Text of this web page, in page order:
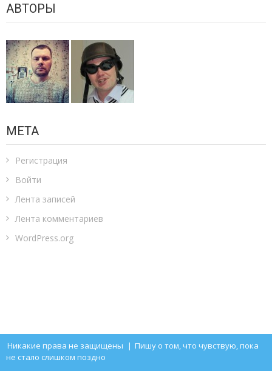
АВТОРЫ
МЕТА
Регистрация
Войти
Лента записей
Лента комментариев
WordPress.org
Никакие права не защищены | Пишу о том, что чувствую, пока
не стало слишком поздно